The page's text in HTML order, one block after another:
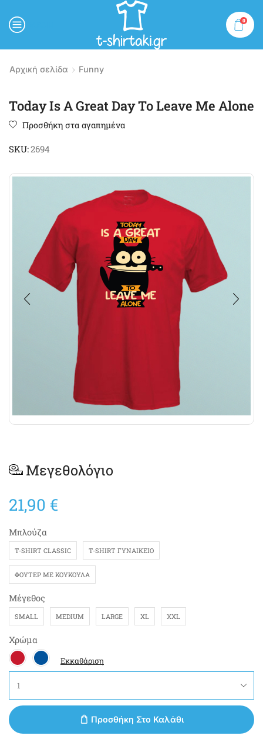
0
Αρχική σελίδα Funny
Today Is A Great Day To Leave Me Alone
Προσθήκη στα αγαπημένα
SKU:2694
Μεγεθολόγιο
21,90 €
Μπλούζα
T-SHIRT CLASSIC T-SHIRT ΓΥΝΑΙΚΕΊΟ
ΦΟΎΤΕΡ ΜΕ ΚΟΥΚΟΎΛΑ
Μέγεθος
SMALL MEDIUM LARGE XL XXL
Χρώμα
Εκκαθάριση
Προσθήκη Στο Καλάθι